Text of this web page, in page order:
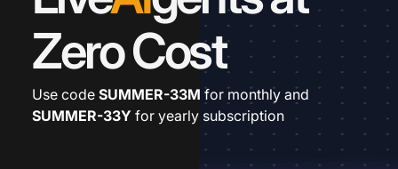
Zero Cost
Use code SUMMER-33M for monthly and
SUMMER-33Y for yearly subscription